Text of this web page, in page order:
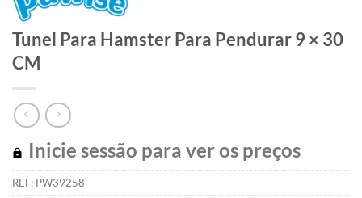
Tunel Para Hamster Para Pendurar 9 × 30
CM
Inicie sessão para ver os preços
REF: PW39258